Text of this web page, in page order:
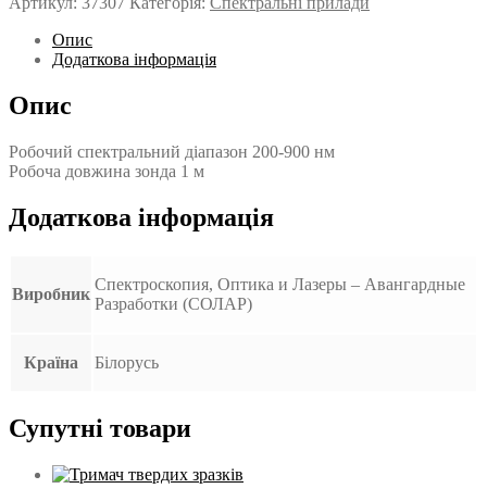
Опис
Додаткова інформація
Опис
Робочий спектральний діапазон 200-900 нм
Робоча довжина зонда 1 м
Додаткова інформація
Виробник
Спектроскопия, Оптика и Лазеры – Авангардные
Разработки (СОЛАР)
Країна Білорусь
Супутні товари